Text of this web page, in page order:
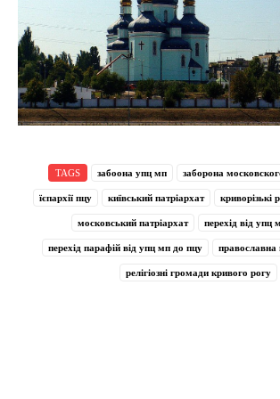
TAGS забоона упц мп заборона
їєпархії пцу київський патріархат криворізькі
московський патріархат перехід від упц
перехід парафій від упц мп до пцу православна
релігіозні громади кривого рогу